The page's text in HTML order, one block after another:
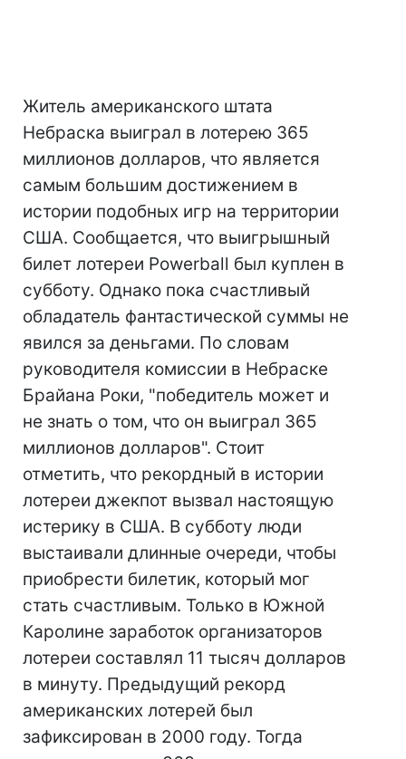
Житель американского штата
Небраска выиграл в лотерею 365
миллионов долларов, что является
самым большим достижением в
истории подобных игр на территории
США. Сообщается, что выигрышный
билет лотереи Powerball был куплен в
субботу. Однако пока счастливый
обладатель фантастической суммы не
явился за деньгами. По словам
руководителя комиссии в Небраске
Брайана Роки, "победитель может и
не знать о том, что он выиграл 365
миллионов долларов". Стоит
отметить, что рекордный в истории
лотереи джекпот вызвал настоящую
истерику в США. В субботу люди
выстаивали длинные очереди, чтобы
приобрести билетик, который мог
стать счастливым. Только в Южной
Каролине заработок организаторов
лотереи составлял 11 тысяч долларов
в минуту. Предыдущий рекорд
американских лотерей был
зафиксирован в 2000 году. Тогда